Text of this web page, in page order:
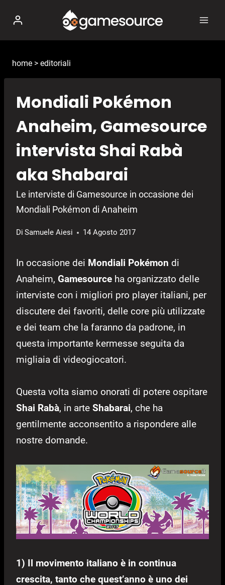
contenuto
home > editoriali
Mondiali Pokémon
Anaheim, Gamesource
intervista Shai Rabà
aka Shabarai
Le interviste di Gamesource in occasione dei
Mondiali Pokémon di Anaheim
Di Samuele Aiesi 14 Agosto 2017
In occasione dei Mondiali Pokémon di
Anaheim, Gamesource ha organizzato delle
interviste con i migliori pro player italiani, per
discutere dei favoriti, delle core più utilizzate
e dei team che la faranno da padrone, in
questa importante kermesse seguita da
migliaia di videogiocatori.
Questa volta siamo onorati di potere ospitare
Shai Rabà, in arte Shabarai, che ha
gentilmente acconsentito a rispondere alle
nostre domande.
1) Il movimento italiano è in continua
crescita, tanto che quest’anno è uno dei